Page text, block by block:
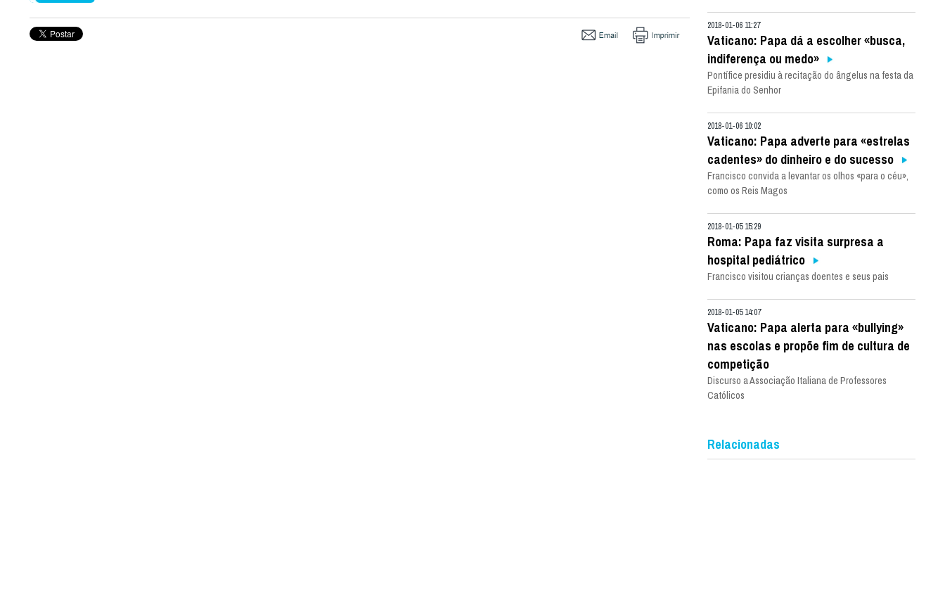
2018-01-06 11:27
Vaticano: Papa dá a escolher «busca,
indiferença ou medo»
Pontífice presidiu à recitação do ângelus na festa da
Epifania do Senhor
2018-01-06 10:02
Vaticano: Papa adverte para «estrelas
cadentes» do dinheiro e do sucesso
Francisco convida a levantar os olhos «para o céu»,
como os Reis Magos
2018-01-05 15:29
Roma: Papa faz visita surpresa a
hospital pediátrico
Francisco visitou crianças doentes e seus pais
2018-01-05 14:07
Vaticano: Papa alerta para «bullying»
nas escolas e propõe fim de cultura de
competição
Discurso a Associação Italiana de Professores
Católicos
Relacionadas